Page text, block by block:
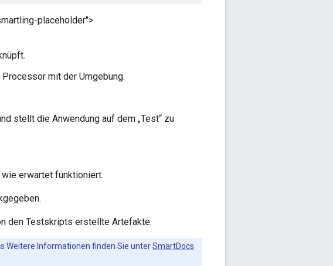
placeholder">
mit der Umgebung.
stellt die Anwendung auf dem „Test“ zu
erwartet funktioniert.
den Testskripts erstellte Artefakte:
Weitere Informationen finden Sie unterSmartDocs